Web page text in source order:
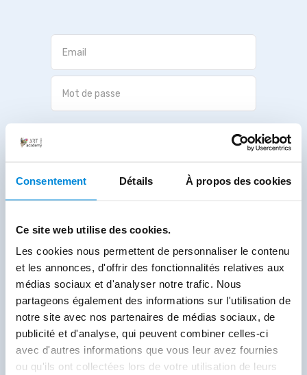
Consentement Détails À propos des cookies
Ce site web utilise des cookies.
Les cookies nous permettent de personnaliser le contenu
et les annonces, d'offrir des fonctionnalités relatives aux
médias sociaux et d'analyser notre trafic. Nous
partageons également des informations sur l'utilisation de
notre site avec nos partenaires de médias sociaux, de
publicité et d'analyse, qui peuvent combiner celles-ci
avec d'autres informations que vous leur avez fournies
ou qu'ils ont collectées lors de votre utilisation de leurs